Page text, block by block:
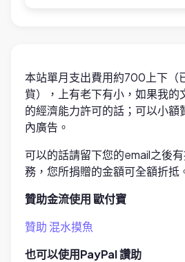
本站單月支出費用約700上下（
貲），上有老下有小，如果我的
的經濟能力許可的話；可以小額
內廣告。
可以的話請留下您的email之後
務，您所捐贈的金額可全額折抵
贊助金流使用 歐付寶
贊助 混水摸魚
也可以使用PayPal 讚助